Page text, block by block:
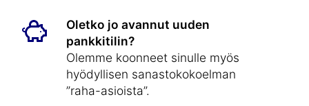
Oletko jo avannut uuden
pankkitilin?
Olemme koonneet sinulle myös
hyödyllisen sanastokokoelman
”raha-asioista”.